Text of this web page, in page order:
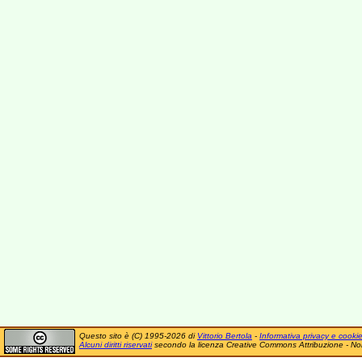
Questo sito è (C) 1995-2026 di Vittorio Bertola - Informativa privacy e cookie
Alcuni diritti riservatisecondo la licenza Creative Commons Attribuzione -